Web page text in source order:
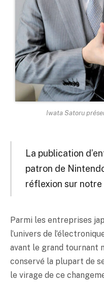
Iwata Satoru
La publication
patron de
réflexion sur notre
Parmi les entreprises
l’univers de
avant le grand tournant
conservé la plupart de
le virage de ce